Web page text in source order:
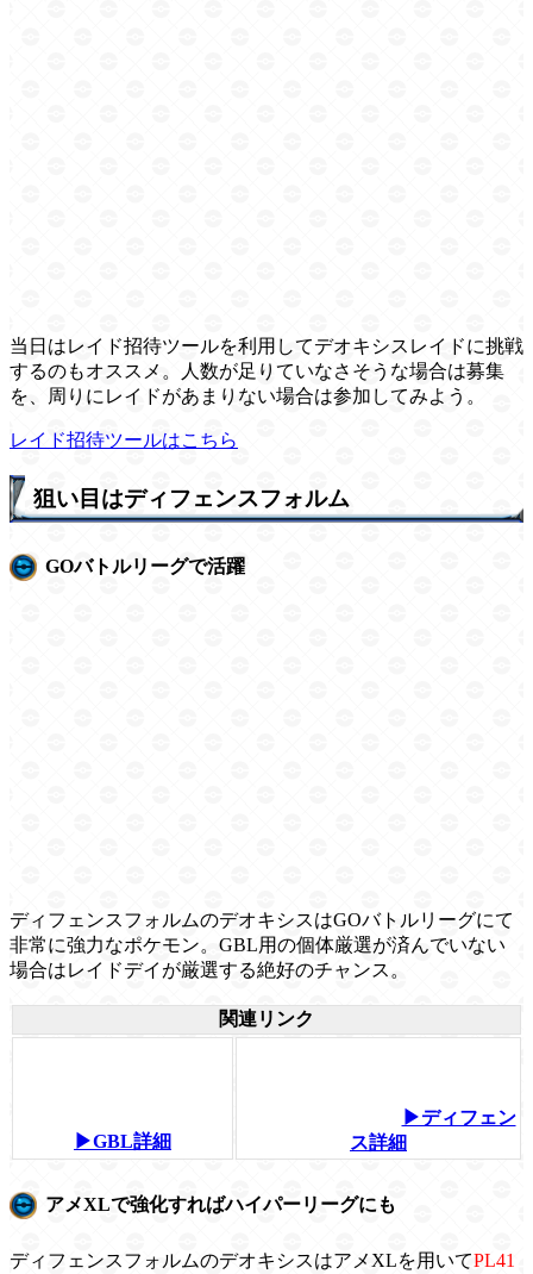
当日はレイド招待ツールを利用してデオキシスレイドに挑戦
するのもオススメ。人数が足りていなさそうな場合は募集
を、周りにレイドがあまりない場合は参加してみよう。
レイド招待ツールはこちら
狙い目はディフェンスフォルム
GOバトルリーグで活躍
ディフェンスフォルムのデオキシスはGOバトルリーグにて
非常に強力なポケモン。GBL用の個体厳選が済んでいない
場合はレイドデイが厳選する絶好のチャンス。
関連リンク
▶GBL詳細
▶ディフェン
ス詳細
アメXLで強化すればハイパーリーグにも
ディフェンスフォルムのデオキシスはアメXLを用いてPL41